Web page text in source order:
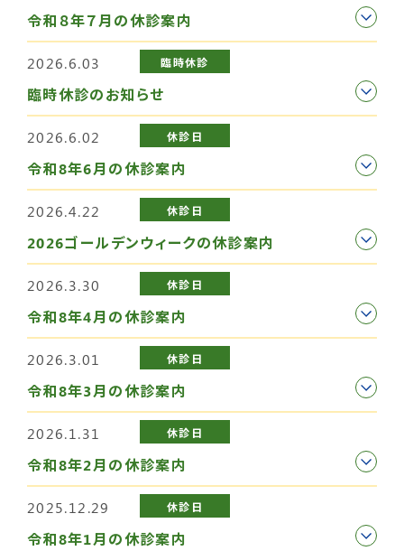
令和８年７月の休診案内
2026.6.03 臨時休診
臨時休診のお知らせ
2026.6.02 休診日
令和8年6月の休診案内
2026.4.22 休診日
2026ゴールデンウィークの休診案内
2026.3.30 休診日
令和8年4月の休診案内
2026.3.01 休診日
令和8年3月の休診案内
2026.1.31 休診日
令和8年2月の休診案内
2025.12.29 休診日
令和8年1月の休診案内